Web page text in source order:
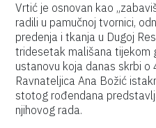
Vrtić je osnovan kao
radili u pamučnoj tvornici,
predenja i tkanja u Dugoj
tridesetak mališana tijekom
ustanovu koja danas skrbi
Ravnateljica Ana Božić
stotog rođendana
njihovog rada.